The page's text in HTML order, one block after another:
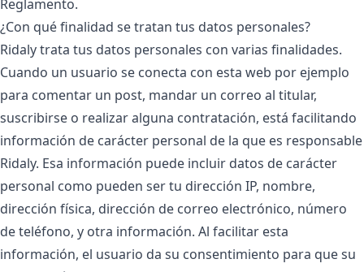
Reglamento.
¿Con qué finalidad se tratan tus datos personales?
Ridaly trata tus datos personales con varias finalidades.
Cuando un usuario se conecta con esta web por ejemplo
para comentar un post, mandar un correo al titular,
suscribirse o realizar alguna contratación, está facilitando
información de carácter personal de la que es responsable
Ridaly. Esa información puede incluir datos de carácter
personal como pueden ser tu dirección IP, nombre,
dirección física, dirección de correo electrónico, número
de teléfono, y otra información. Al facilitar esta
información, el usuario da su consentimiento para que su